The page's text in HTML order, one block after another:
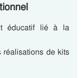
éducatif lié à la
réalisations de kits